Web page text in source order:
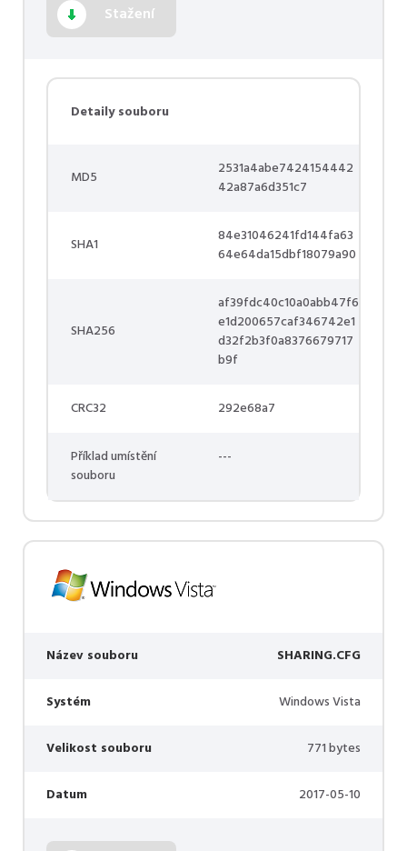
Stažení
Detaily souboru
MD5
2531a4abe7424154442
42a87a6d351c7
SHA1
84e31046241fd144fa63
64e64da15dbf18079a90
SHA256
af39fdc40c10a0abb47f6
e1d200657caf346742e1
d32f2b3f0a8376679717
b9f
CRC32 292e68a7
Příklad umístění
souboru
---
Název souboru SHARING.CFG
Systém Windows Vista
Velikost souboru 771 bytes
Datum 2017-05-10